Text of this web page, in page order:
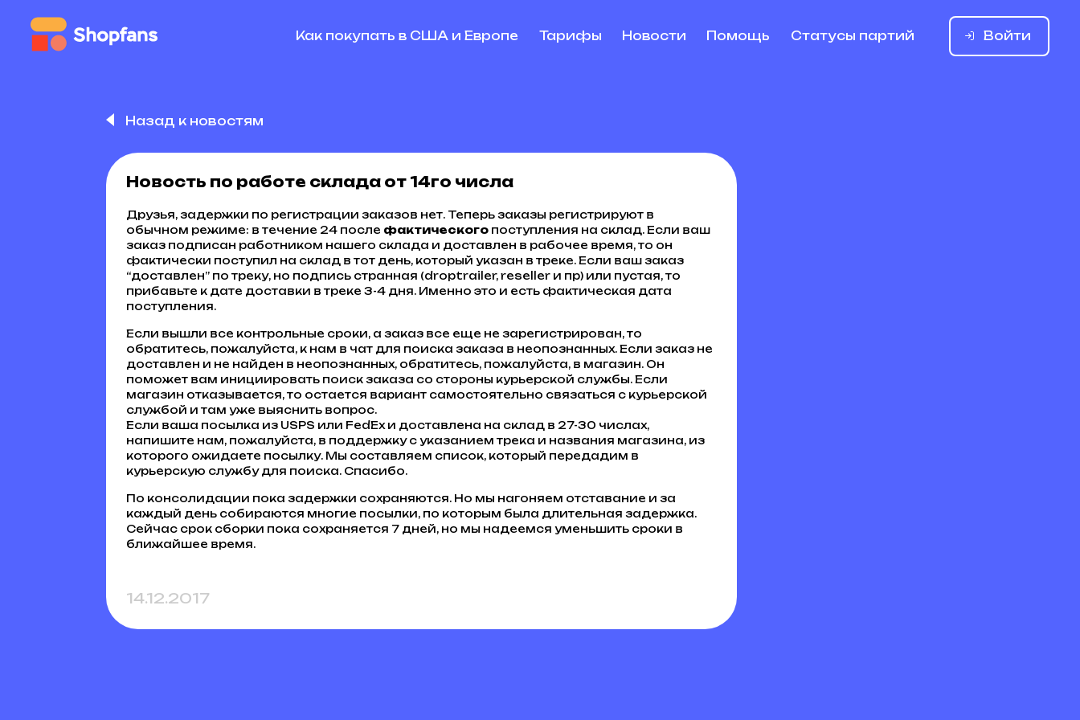
Как покупать в США и Европе Тарифы Новости Помощь Статусы партий Войти
Назад к новостям
Новость по работе склада от 14го числа
Друзья, задержки по регистрации заказов нет. Теперь заказы регистрируют в
обычном режиме: в течение 24 после фактического поступления на склад. Если ваш
заказ подписан работником нашего склада и доставлен в рабочее время, то он
фактически поступил на склад в тот день, который указан в треке. Если ваш заказ
“доставлен” по треку, но подпись странная (droptrailer, reseller и пр) или пустая, то
прибавьте к дате доставки в треке 3-4 дня. Именно это и есть фактическая дата
поступления.
Если вышли все контрольные сроки, а заказ все еще не зарегистрирован, то
обратитесь, пожалуйста, к нам в чат для поиска заказа в неопознанных. Если заказ не
доставлен и не найден в неопознанных, обратитесь, пожалуйста, в магазин. Он
поможет вам инициировать поиск заказа со стороны курьерской службы. Если
магазин отказывается, то остается вариант самостоятельно связаться с курьерской
службой и там уже выяснить вопрос.
Если ваша посылка из USPS или FedEx и доставлена на склад в 27-30 числах,
напишите нам, пожалуйста, в поддержку с указанием трека и названия магазина, из
которого ожидаете посылку. Мы составляем список, который передадим в
курьерскую службу для поиска. Спасибо.
По консолидации пока задержки сохраняются. Но мы нагоняем отставание и за
каждый день собираются многие посылки, по которым была длительная задержка.
Сейчас срок сборки пока сохраняется 7 дней, но мы надеемся уменьшить сроки в
ближайшее время.
14.12.2017